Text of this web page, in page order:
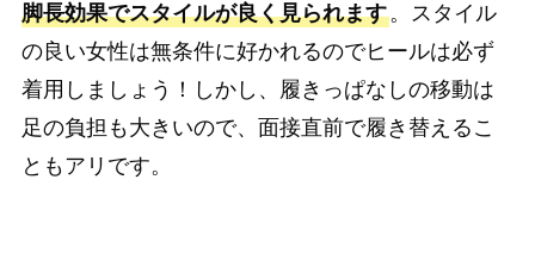
脚長効果でスタイルが良く見られます。スタイル
の良い女性は無条件に好かれるのでヒールは必ず
着用しましょう！しかし、履きっぱなしの移動は
足の負担も大きいので、面接直前で履き替えるこ
ともアリです。